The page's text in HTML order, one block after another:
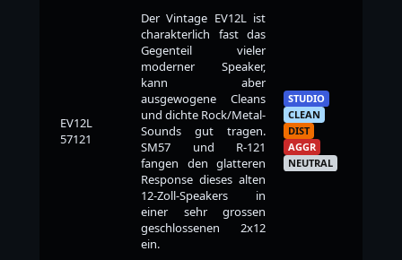
EV12L
57121
Der Vintage EV12L ist
charakterlich fast das
Gegenteil vieler
moderner Speaker,
kann aber
ausgewogene Cleans
und dichte Rock/Metal-
Sounds gut tragen.
SM57 und R-121
fangen den glatteren
Response dieses alten
12-Zoll-Speakers in
einer sehr grossen
geschlossenen 2x12
ein.
STUDIO
CLEAN
DIST
AGGR
NEUTRAL